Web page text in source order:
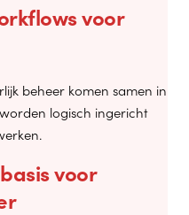
voor
beheer komen samen in
logisch ingericht
voor